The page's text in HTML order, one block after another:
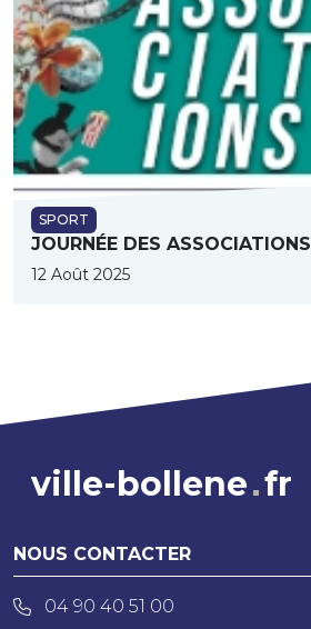
SPORT
JOURNÉE DES ASSOCIATIONS
12 Août 2025
ville-bollene fr
NOUS CONTACTER
04 90 40 51 00